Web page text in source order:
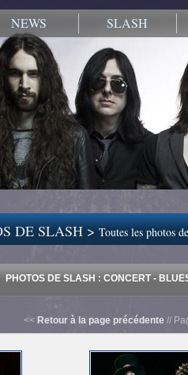
NEWS SLASH
DE SLASH >Toutes les photos
PHOTOS DE SLASH : CONCERT -
<< Retour à la page précédente //